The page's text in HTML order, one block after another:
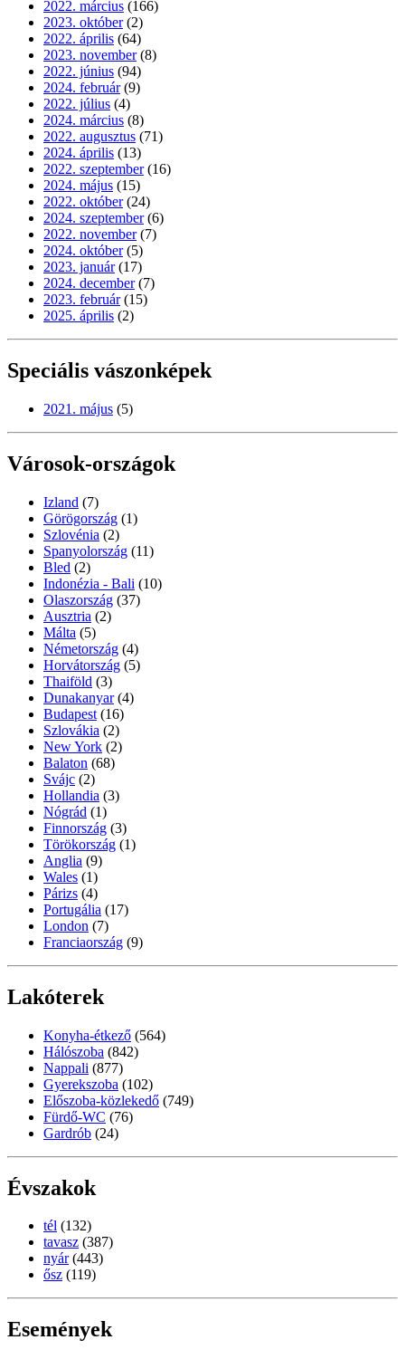
2022. március (166)
2023. október (2)
2022. április (64)
2023. november (8)
2022. június (94)
2024. február (9)
2022. július (4)
2024. március (8)
2022. augusztus (71)
2024. április (13)
2022. szeptember (16)
2024. május (15)
2022. október (24)
2024. szeptember (6)
2022. november (7)
2024. október (5)
2023. január (17)
2024. december (7)
2023. február (15)
2025. április (2)
Speciális vászonképek
2021. május (5)
Városok-országok
Izland (7)
Görögország (1)
Szlovénia (2)
Spanyolország (11)
Bled (2)
Indonézia - Bali (10)
Olaszország (37)
Ausztria (2)
Málta (5)
Németország (4)
Horvátország (5)
Thaiföld (3)
Dunakanyar (4)
Budapest (16)
Szlovákia (2)
New York (2)
Balaton (68)
Svájc (2)
Hollandia (3)
Nógrád (1)
Finnország (3)
Törökország (1)
Anglia (9)
Wales (1)
Párizs (4)
Portugália (17)
London (7)
Franciaország (9)
Lakóterek
Konyha-étkező (564)
Hálószoba (842)
Nappali (877)
Gyerekszoba (102)
Előszoba-közlekedő (749)
Fürdő-WC (76)
Gardrób (24)
Évszakok
tél (132)
tavasz (387)
nyár (443)
ősz (119)
Események